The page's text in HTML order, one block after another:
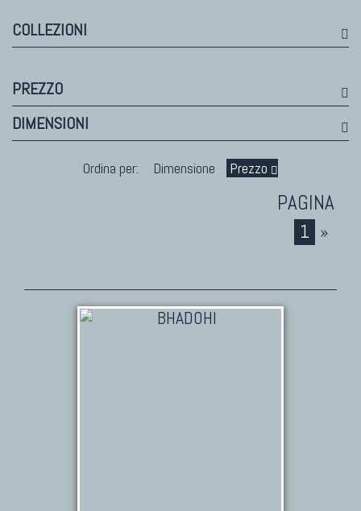
Himalayan
Kala Laie
Reloaded
Tappeti Moderni Collezione Morandi
TAPPETI DI DESIGN D'ARTE
COLLEZIONI
PREZZO
DIMENSIONI
Ordina per: Dimensione Prezzo
1 »